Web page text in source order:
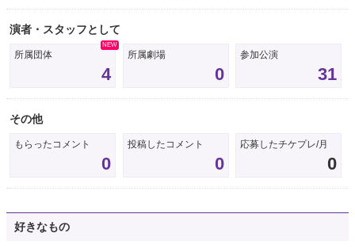
演者・スタッフとして
所属団体
4
NEW
所属劇場
0
参加公演
31
その他
もらったコメント
0
投稿したコメント
0
応募したチケプレ/月
0
好きなもの